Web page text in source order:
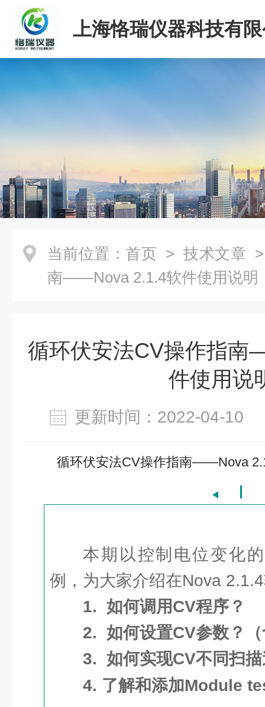
上海恪瑞仪器科技有
当前位置： 首页 > 技术文章
南——Nova 2.1.4软件使用说明
循环伏安法CV操作指
件使用说
更新时间：2022-04-
循环伏安法CV操作指南——Nova
本期以控制电位变化
例，为大家介绍在Nova
1. 如何调用CV程序？
2. 如何设置CV参数？
3. 如何实现CV不同扫
4. 了解和添加Module